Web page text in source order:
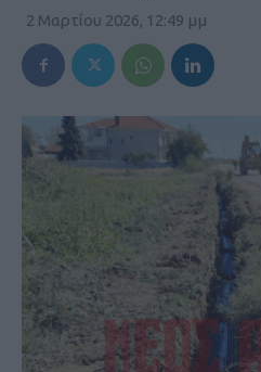
2 Μαρτίου 2026, 12:49 μμ